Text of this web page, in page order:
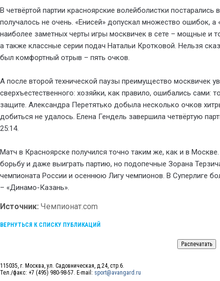
В четвёртой партии красноярские волейболистки постарались
получалось не очень. «Енисей» допускал множество ошибок,
наиболее заметных черты игры москвичек в сете – мощные и
а также классные серии подач Натальи Кротковой. Нельзя
был комфортный отрыв – пять очков.
А после второй технической паузы преимущество москвичек
сверхъестественного: хозяйки, как правило, ошибались сами:
защите. Александра Перетятько добыла несколько очков
добиться не удалось. Елена Гендель завершила четвёртую
25:14.
Матч в Красноярске получился точно таким же, как и в
борьбу и даже выиграть партию, но подопечные Зорана
чемпионата России и осеннюю Лигу чемпионов. В Суперлиге
– «Динамо-Казань».
Источник: Чемпионат.com
ВЕРНУТЬСЯ К СПИСКУ ПУБЛИКАЦИЙ
115035, г. Москва, ул. Садовническая, д.24, стр.6.
Тел./факс: +7 (495) 980-98-57. E-mail: sport@avangard.ru